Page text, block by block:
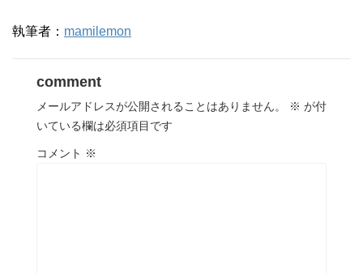
執筆者： mamilemon
comment
メールアドレスが公開されることはありません。 ※ が付
いている欄は必須項目です
コメント ※